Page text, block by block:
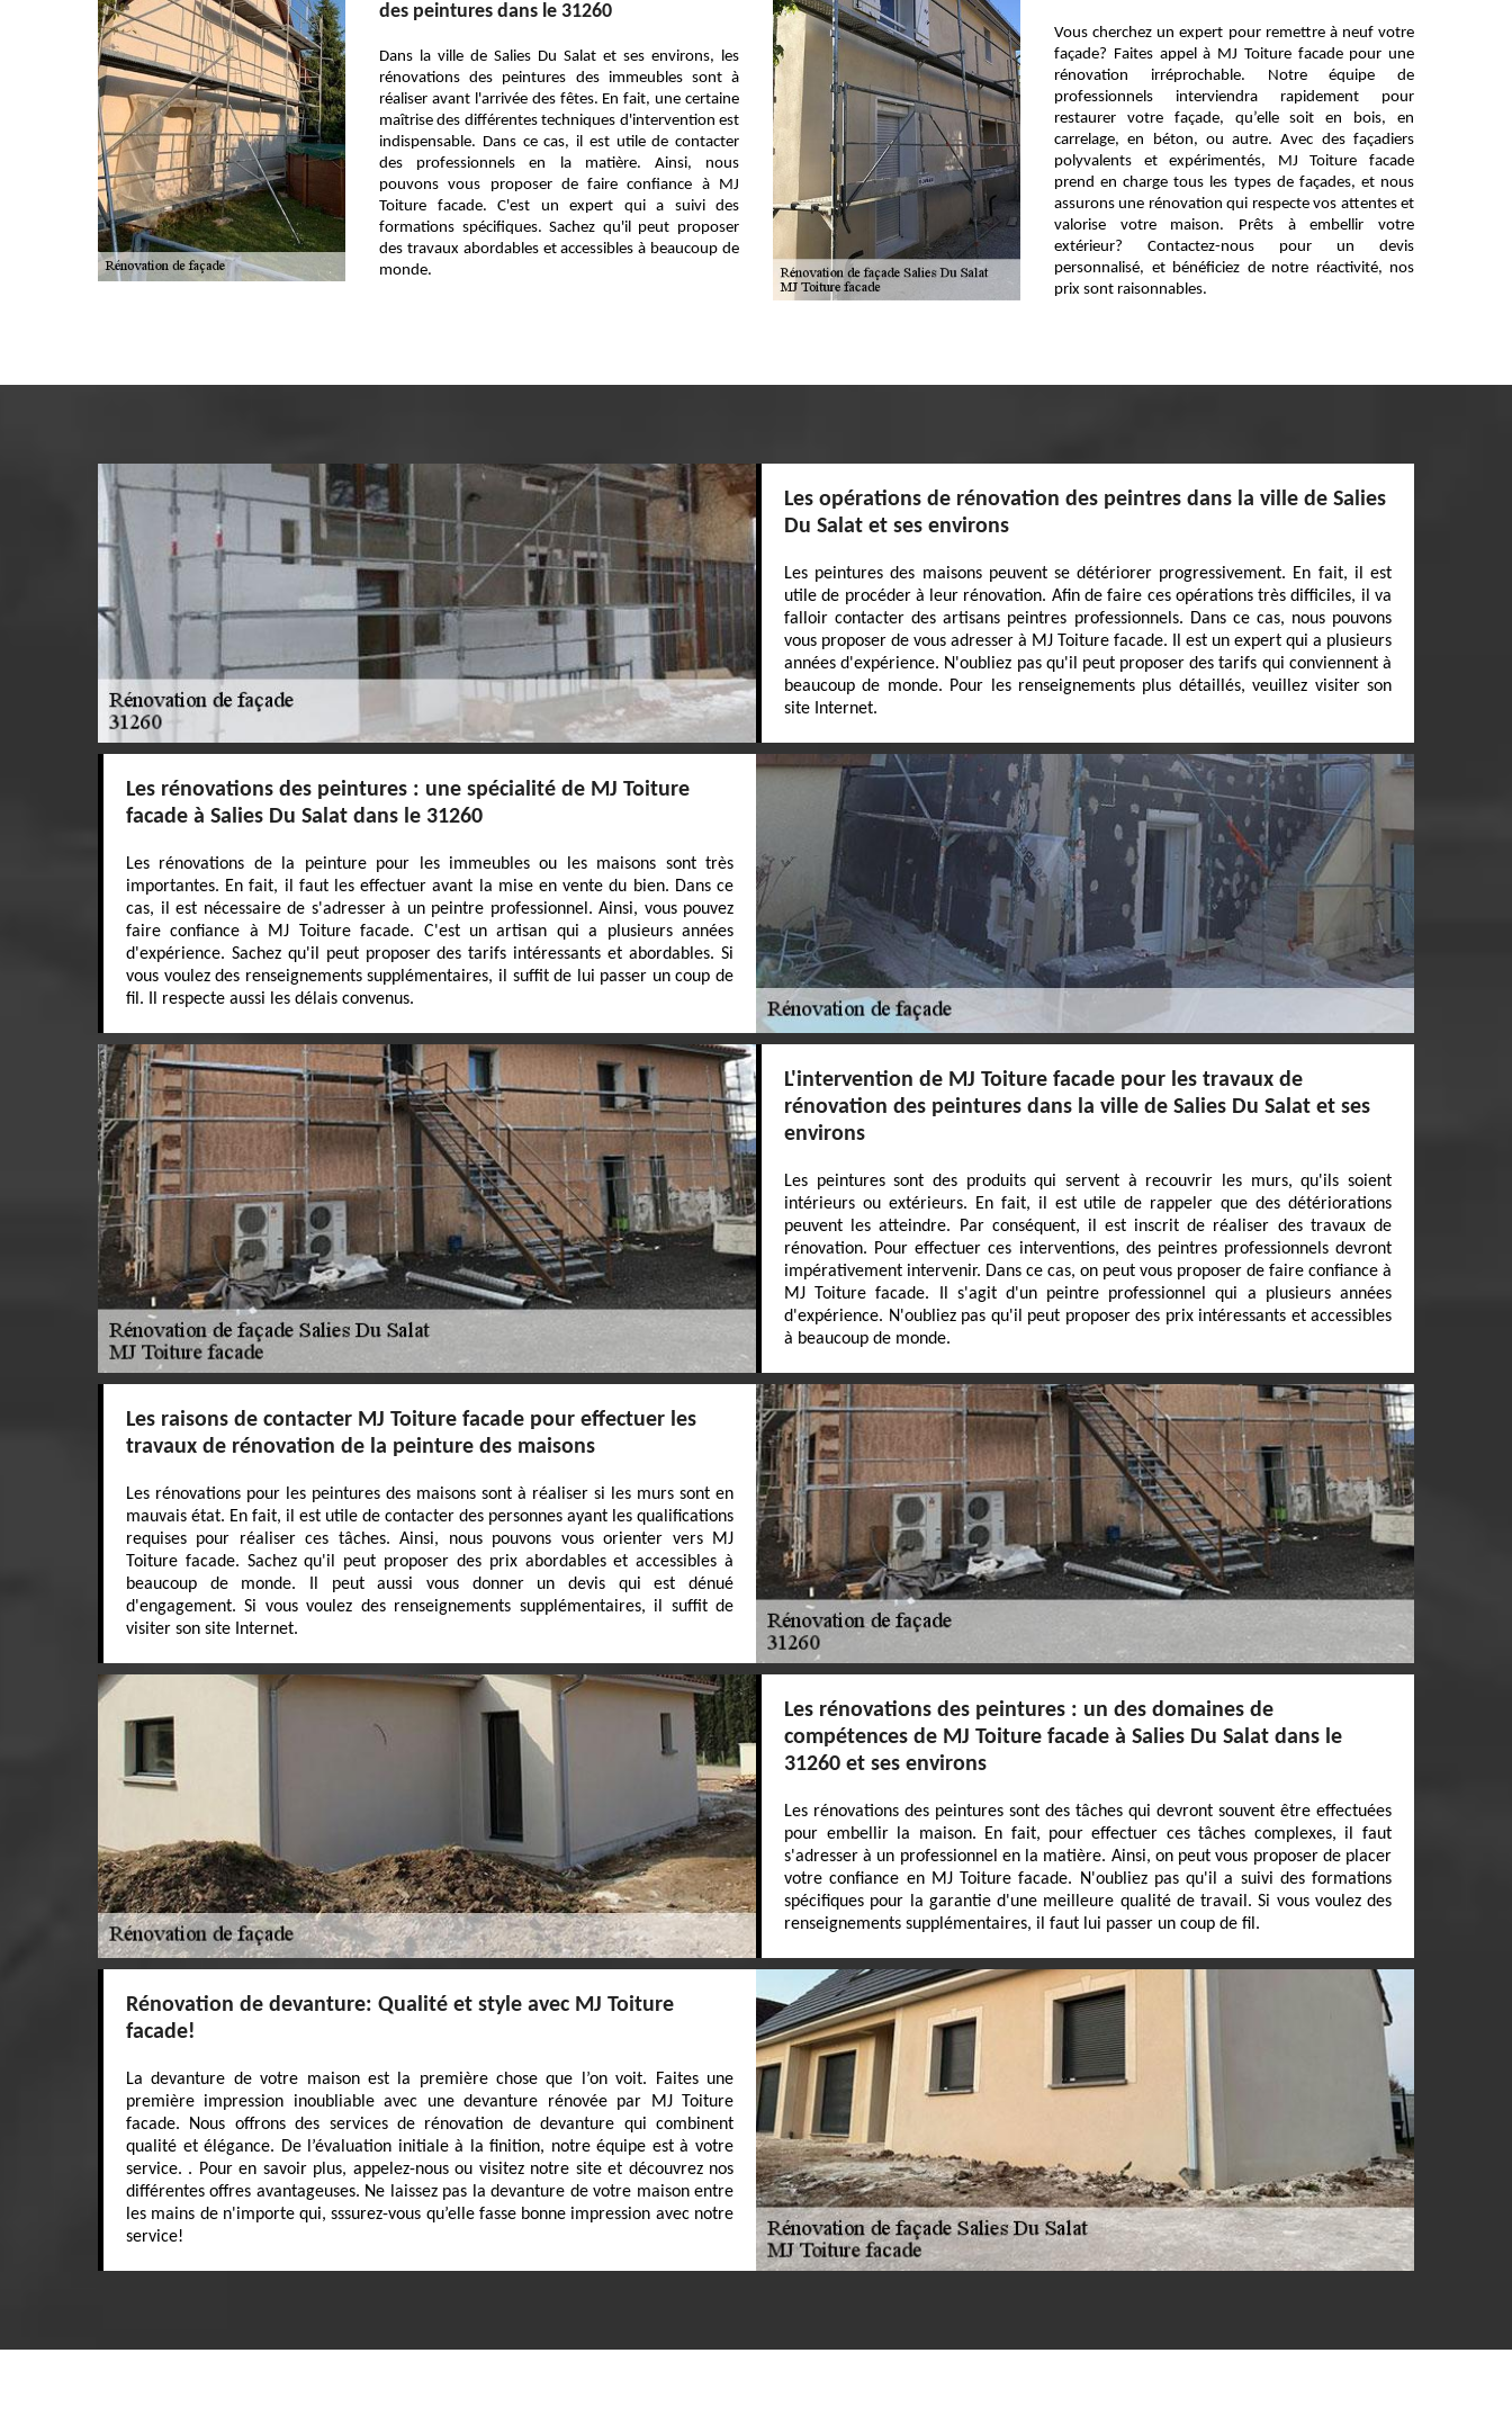
des peintures dans le 31260
Dans la ville de Salies Du Salat et ses environs, les
rénovations des peintures des immeubles sont à
réaliser avant l'arrivée des fêtes. En fait, une certaine
maîtrise des différentes techniques d'intervention est
indispensable. Dans ce cas, il est utile de contacter
des professionnels en la matière. Ainsi, nous
pouvons vous proposer de faire confiance à MJ
Toiture facade. C'est un expert qui a suivi des
formations spécifiques. Sachez qu'il peut proposer
des travaux abordables et accessibles à beaucoup de
monde.
Vous cherchez un expert pour remettre à neuf votre
façade? Faites appel à MJ Toiture facade pour une
rénovation irréprochable. Notre équipe de
professionnels interviendra rapidement pour
restaurer votre façade, qu’elle soit en bois, en
carrelage, en béton, ou autre. Avec des façadiers
polyvalents et expérimentés, MJ Toiture facade
prend en charge tous les types de façades, et nous
assurons une rénovation qui respecte vos attentes et
valorise votre maison. Prêts à embellir votre
extérieur? Contactez-nous pour un devis
personnalisé, et bénéficiez de notre réactivité, nos
prix sont raisonnables.
Les opérations de rénovation des peintres dans la ville de Salies
Du Salat et ses environs
Les peintures des maisons peuvent se détériorer progressivement. En fait, il est
utile de procéder à leur rénovation. Afin de faire ces opérations très difficiles, il va
falloir contacter des artisans peintres professionnels. Dans ce cas, nous pouvons
vous proposer de vous adresser à MJ Toiture facade. Il est un expert qui a plusieurs
années d'expérience. N'oubliez pas qu'il peut proposer des tarifs qui conviennent à
beaucoup de monde. Pour les renseignements plus détaillés, veuillez visiter son
site Internet.
Les rénovations des peintures : une spécialité de MJ Toiture
facade à Salies Du Salat dans le 31260
Les rénovations de la peinture pour les immeubles ou les maisons sont très
importantes. En fait, il faut les effectuer avant la mise en vente du bien. Dans ce
cas, il est nécessaire de s'adresser à un peintre professionnel. Ainsi, vous pouvez
faire confiance à MJ Toiture facade. C'est un artisan qui a plusieurs années
d'expérience. Sachez qu'il peut proposer des tarifs intéressants et abordables. Si
vous voulez des renseignements supplémentaires, il suffit de lui passer un coup de
fil. Il respecte aussi les délais convenus.
L'intervention de MJ Toiture facade pour les travaux de
rénovation des peintures dans la ville de Salies Du Salat et ses
environs
Les peintures sont des produits qui servent à recouvrir les murs, qu'ils soient
intérieurs ou extérieurs. En fait, il est utile de rappeler que des détériorations
peuvent les atteindre. Par conséquent, il est inscrit de réaliser des travaux de
rénovation. Pour effectuer ces interventions, des peintres professionnels devront
impérativement intervenir. Dans ce cas, on peut vous proposer de faire confiance à
MJ Toiture facade. Il s'agit d'un peintre professionnel qui a plusieurs années
d'expérience. N'oubliez pas qu'il peut proposer des prix intéressants et accessibles
à beaucoup de monde.
Les raisons de contacter MJ Toiture facade pour effectuer les
travaux de rénovation de la peinture des maisons
Les rénovations pour les peintures des maisons sont à réaliser si les murs sont en
mauvais état. En fait, il est utile de contacter des personnes ayant les qualifications
requises pour réaliser ces tâches. Ainsi, nous pouvons vous orienter vers MJ
Toiture facade. Sachez qu'il peut proposer des prix abordables et accessibles à
beaucoup de monde. Il peut aussi vous donner un devis qui est dénué
d'engagement. Si vous voulez des renseignements supplémentaires, il suffit de
visiter son site Internet.
Les rénovations des peintures : un des domaines de
compétences de MJ Toiture facade à Salies Du Salat dans le
31260 et ses environs
Les rénovations des peintures sont des tâches qui devront souvent être effectuées
pour embellir la maison. En fait, pour effectuer ces tâches complexes, il faut
s'adresser à un professionnel en la matière. Ainsi, on peut vous proposer de placer
votre confiance en MJ Toiture facade. N'oubliez pas qu'il a suivi des formations
spécifiques pour la garantie d'une meilleure qualité de travail. Si vous voulez des
renseignements supplémentaires, il faut lui passer un coup de fil.
Rénovation de devanture: Qualité et style avec MJ Toiture
facade!
La devanture de votre maison est la première chose que l’on voit. Faites une
première impression inoubliable avec une devanture rénovée par MJ Toiture
facade. Nous offrons des services de rénovation de devanture qui combinent
qualité et élégance. De l’évaluation initiale à la finition, notre équipe est à votre
service. . Pour en savoir plus, appelez-nous ou visitez notre site et découvrez nos
différentes offres avantageuses. Ne laissez pas la devanture de votre maison entre
les mains de n'importe qui, sssurez-vous qu’elle fasse bonne impression avec notre
service!